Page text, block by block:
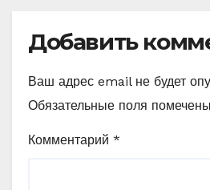
Добавить
Ваш адрес email не будет
Обязательные поля помечены
Комментарий *